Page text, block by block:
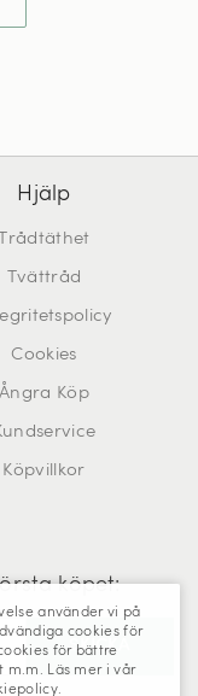
Hjälp
Trådtäthet
Tvättråd
Cookies
Ångra Köp
Köpvillkor
köpet:
använder vi på
cookies för
för bättre
m.m. Läs mer i vår
.